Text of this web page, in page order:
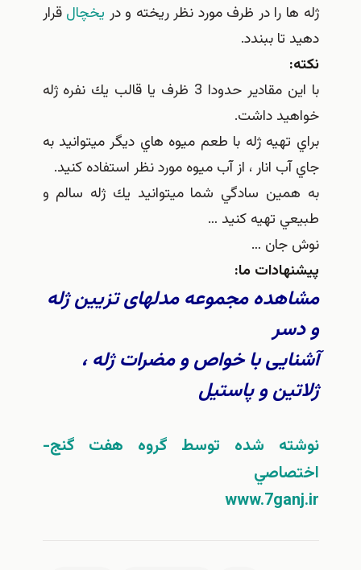
را در ظرف مورد نظر ريخته و دريخچال قرار
ببندد.
با اين مقادير حدودا 3 ظرف يا قالب يك نفره ژله
داشت.
تهيه ژله با طعم ميوه هاي ديگر ميتوانيد به
انار ، از آب ميوه مورد نظر استفاده كنيد.
سادگي شما ميتوانيد يك ژله سالم و
تهيه كنيد …
…
ما:
مجموعه مدلهای تزیین ژله
با خواص و مضرات ژله ،
و پاستیل
شده توسط گروه هفت گنج-